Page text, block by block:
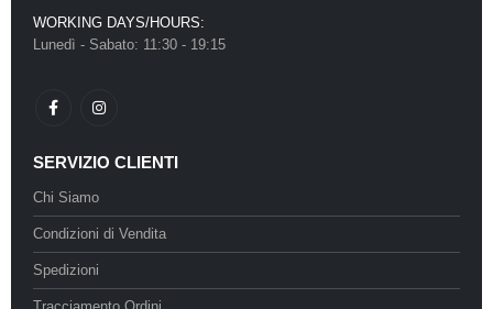
WORKING DAYS/HOURS:
Lunedì - Sabato: 11:30 - 19:15
SERVIZIO CLIENTI
Chi Siamo
Condizioni di Vendita
Spedizioni